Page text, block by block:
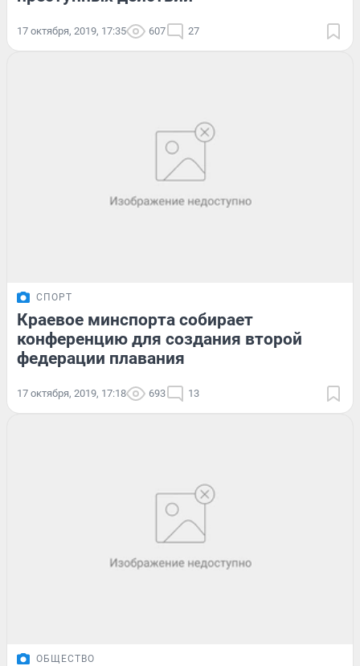
17 октября, 2019, 17:35 607 27
СПОРТ
Краевое минспорта собирает
конференцию для создания второй
федерации плавания
17 октября, 2019, 17:18 693 13
ОБЩЕСТВО